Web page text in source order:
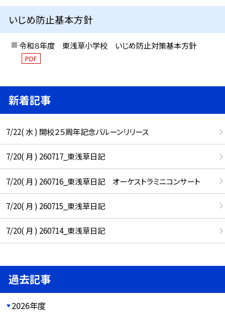
いじめ防止基本方針
令和８年度 東浅草小学校 いじめ防止対策基本方針
PDF
新着記事
7/22( 水 ) 開校２５周年記念バルーンリリース
7/20( 月 ) 260717_東浅草日記
7/20( 月 ) 260716_東浅草日記 オーケストラミニコンサート
7/20( 月 ) 260715_東浅草日記
7/20( 月 ) 260714_東浅草日記
過去記事
2026年度